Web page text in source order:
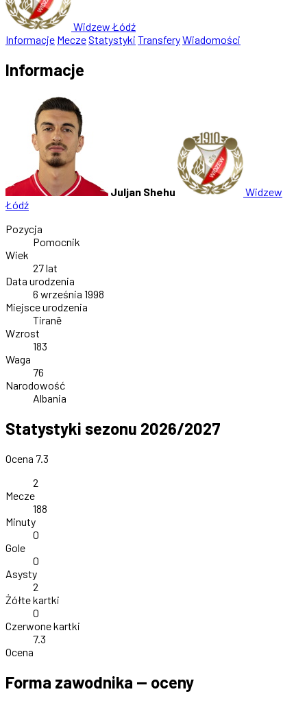
Widzew Łódź
Informacje MeczeStatystyki TransferyWiadomości
Informacje
Juljan Shehu
Widzew
Łódź
Pozycja
Pomocnik
Wiek
27 lat
Data urodzenia
6 września 1998
Miejsce urodzenia
Tiranë
Wzrost
183
Waga
76
Narodowość
Albania
Statystyki sezonu 2026/2027
Ocena 7.3
2
Mecze
188
Minuty
0
Gole
0
Asysty
2
Żółte kartki
0
Czerwone kartki
7.3
Ocena
Forma zawodnika — oceny